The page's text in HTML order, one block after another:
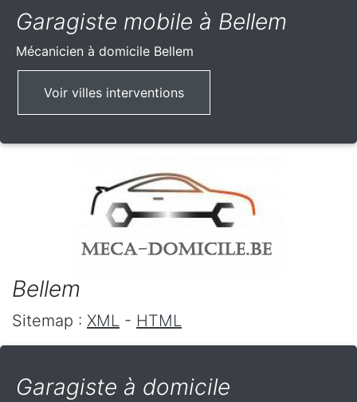
Garagiste mobile à Bellem
Mécanicien à domicile Bellem
Voir villes interventions
Bellem
Sitemap : XML - HTML
Garagiste à domicile